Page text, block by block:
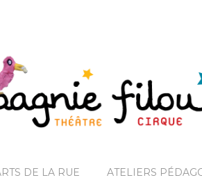
DE LA RUE ATELIERS